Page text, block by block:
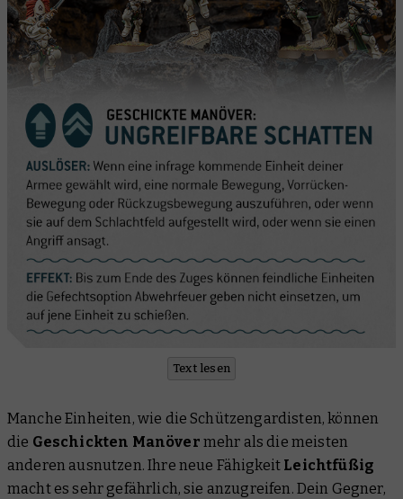
Text lesen
Manche Einheiten, wie die Schützengardisten, können
die Geschickten Manöver mehr als die meisten
anderen ausnutzen. Ihre neue Fähigkeit Leichtfüßig
macht es sehr gefährlich, sie anzugreifen. Dein Gegner,